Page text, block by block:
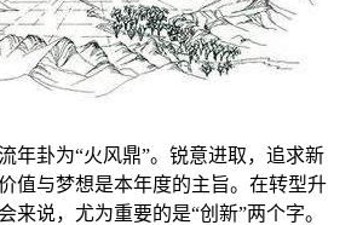
年卦为“火风鼎”。锐意进取，追求新
值与梦想是本年度的主旨。在转型升
来说，尤为重要的是“创新”两个字。